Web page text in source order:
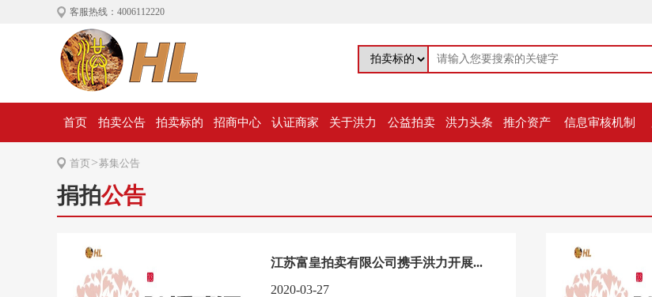
客服热线：4006112220
首页 拍卖公告 拍卖标的 招商中心 认证商家 关于洪力 公益拍卖 洪力头条 推介资产 信息审核机制
首页>募集公告
捐拍公告
江苏富皇拍卖有限公司携手洪力开展...
2020-03-27